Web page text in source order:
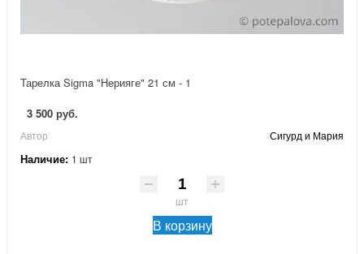
Тарелка Sigma "Нерияге" 21 см - 1
3 500 руб.
Автор Сигурд и Мария
Наличие: 1 шт
шт
В корзину